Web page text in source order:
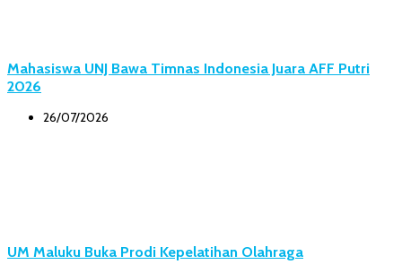
Mahasiswa UNJ Bawa Timnas Indonesia Juara AFF Putri
2026
26/07/2026
UM Maluku Buka Prodi Kepelatihan Olahraga